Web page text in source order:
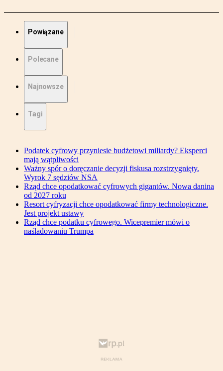
Powiązane
Polecane
Najnowsze
Tagi
Podatek cyfrowy przyniesie budżetowi miliardy? Eksperci
mają wątpliwości
Ważny spór o doręczanie decyzji fiskusa rozstrzygnięty.
Wyrok 7 sędziów NSA
Rząd chce opodatkować cyfrowych gigantów. Nowa danina
od 2027 roku
Resort cyfryzacji chce opodatkować firmy technologiczne.
Jest projekt ustawy
Rząd chce podatku cyfrowego. Wicepremier mówi o
naśladowaniu Trumpa